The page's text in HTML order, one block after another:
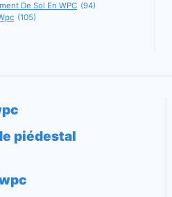
De Sol En WPC (94)
(105)
piédestal